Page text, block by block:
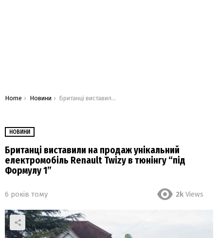
You are here:
Home Новини Британці виставили на продаж унікальний електромобіль Renault Twizy в тюнінгу “під Формулу 1”
НОВИНИ
Британці виставили на продаж унікальний
електромобіль Renault Twizy в тюнінгу “під
Формулу 1”
6 років тому 2k Views